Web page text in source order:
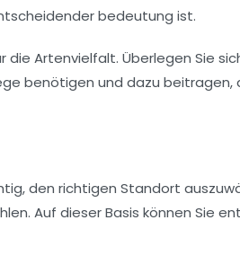
Artenvielfalt. Überlegen Sie
benötigen und dazu beitragen,
den richtigen Standort
Auf dieser Basis können Sie